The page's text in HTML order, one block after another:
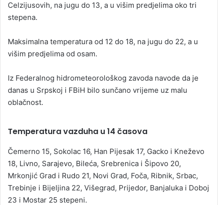
Celzijusovih, na jugu do 13, a u višim predjelima oko tri
stepena.
Maksimalna temperatura od 12 do 18, na jugu do 22, a u
višim predjelima od osam.
Iz Federalnog hidrometeorološkog zavoda navode da je
danas u Srpskoj i FBiH bilo sunčano vrijeme uz malu
oblačnost.
Temperatura vazduha u 14 časova
Čemerno 15, Sokolac 16, Han Pijesak 17, Gacko i Kneževo
18, Livno, Sarajevo, Bileća, Srebrenica i Šipovo 20,
Mrkonjić Grad i Rudo 21, Novi Grad, Foča, Ribnik, Srbac,
Trebinje i Bijeljina 22, Višegrad, Prijedor, Banjaluka i Doboj
23 i Mostar 25 stepeni.